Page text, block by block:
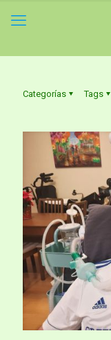
Categorías Tags